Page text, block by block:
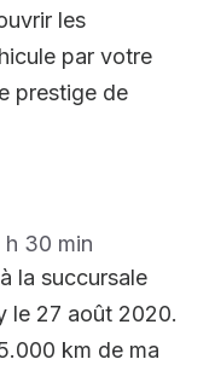
les
par votre
prestige de
h 30 min
la succursale
le 27 août 2020.
km de ma